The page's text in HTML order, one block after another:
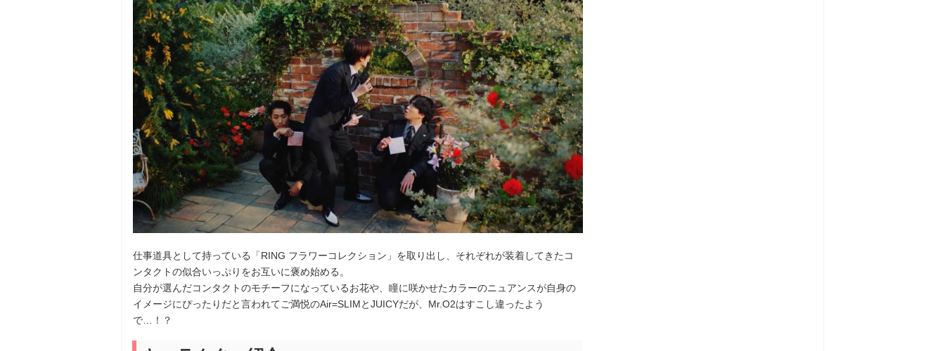
仕事道具として持っている「RING フラワーコレクション」を取り出し、それぞれが装着してきたコ
ンタクトの似合いっぷりをお互いに褒め始める。
自分が選んだコンタクトのモチーフになっているお花や、瞳に咲かせたカラーのニュアンスが自身の
イメージにぴったりだと言われてご満悦のAir=SLIMとJUICYだが、Mr.O2はすこし違ったよう
で…！？